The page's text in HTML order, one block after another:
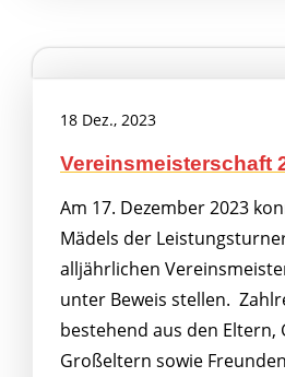
18 Dez., 2023
Vereinsmeisterschaft
Am 17. Dezember 2023
Mädels der
alljährlichen
unter Beweis stellen.
bestehend aus den Eltern,
Großeltern sowie